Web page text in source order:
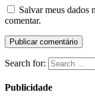
Salvar meus dados
comentar.
Search for:
Publicidade